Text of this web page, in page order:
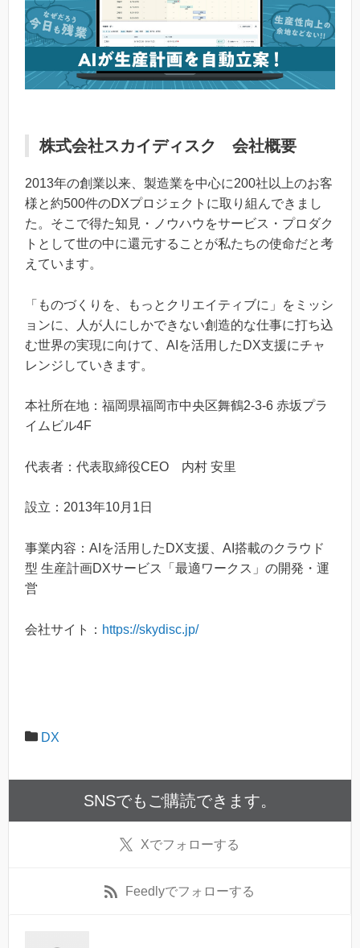
株式会社スカイディスク 会社概要
2013年の創業以来、製造業を中心に200社以上のお客
様と約500件のDXプロジェクトに取り組んできまし
た。そこで得た知見・ノウハウをサービス・プロダク
トとして世の中に還元することが私たちの使命だと考
えています。
「ものづくりを、もっとクリエイティブに」をミッシ
ョンに、人が人にしかできない創造的な仕事に打ち込
む世界​の実現に向けて、AIを活用したDX支援にチャ
レンジしていきます。
本社所在地：福岡県福岡市中央区舞鶴2-3-6 赤坂プラ
イムビル4F
代表者：代表取締役CEO 内村 安里
設立：2013年10月1日
事業内容：AIを活用したDX支援、AI搭載のクラウド
型 生産計画DXサービス「最適ワークス」の開発・運
営
会社サイト： https://skydisc.jp/
DX
SNSでもご購読できます。
Xでフォローする
Feedlyでフォローする